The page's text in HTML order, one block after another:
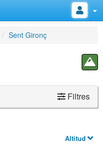
Sent Gironç
Filtres
Altitud